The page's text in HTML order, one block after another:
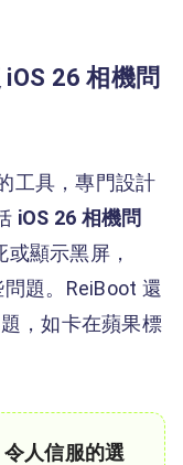
26 相機問
工具，專門設計
iOS 26 相機問
顯示黑屏，
題。ReiBoot 還
，如卡在蘋果標
人信服的選